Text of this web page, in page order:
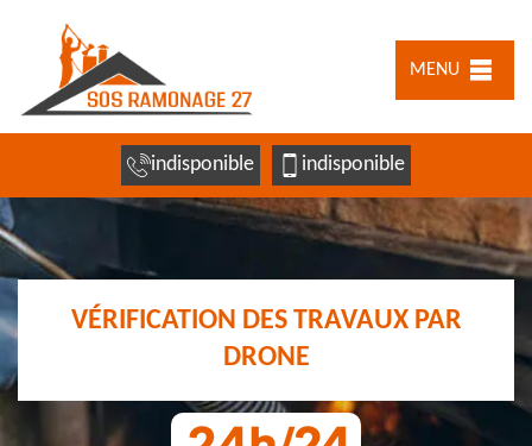
MENU
indisponible indisponible
VÉRIFICATION DES TRAVAUX PAR
DRONE